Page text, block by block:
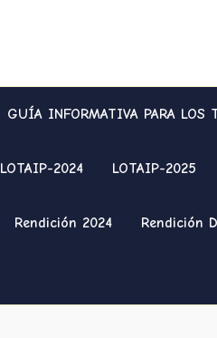
GUÍA INFORMATIVA PARA LOS
LOTAIP-2024 LOTAIP-2025
Rendición 2024 Rendición